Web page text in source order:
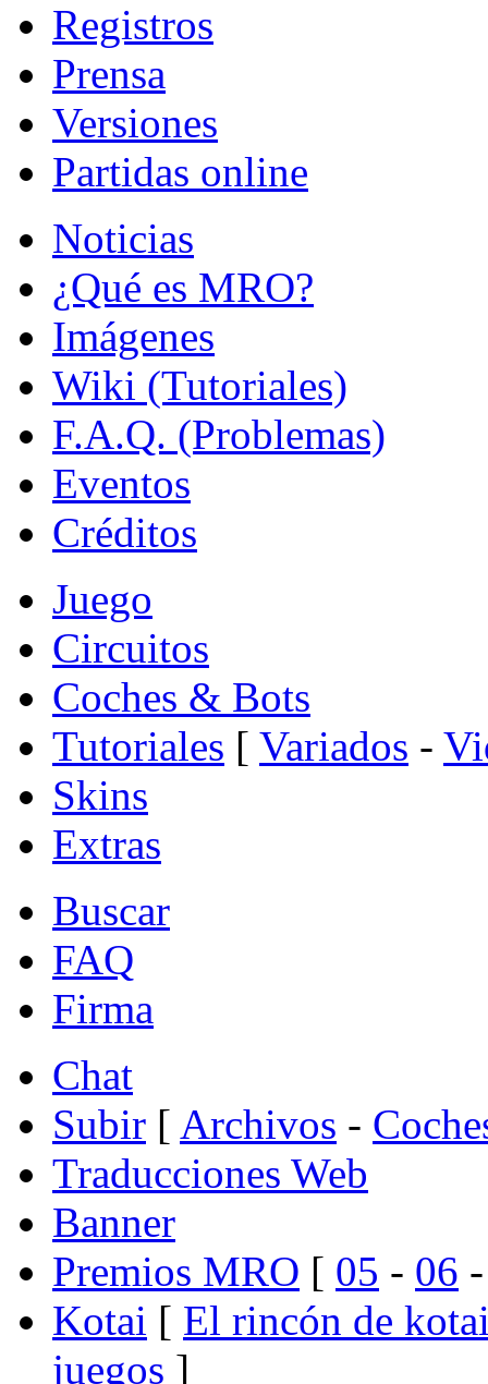
Registros
Prensa
Versiones
Partidas online
Noticias
¿Qué es MRO?
Imágenes
Wiki (Tutoriales)
F.A.Q. (Problemas)
Eventos
Créditos
Juego
Circuitos
Coches & Bots
Tutoriales [ Variados -
Skins
Extras
Buscar
FAQ
Firma
Chat
Subir [ Archivos -
Traducciones Web
Banner
Premios MRO [ 05 - 06
Kotai [ El rincón de
juegos ]